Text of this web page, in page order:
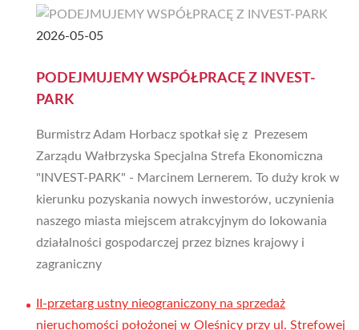
2026-05-05
PODEJMUJEMY WSPÓŁPRACĘ Z INVEST-
PARK
Burmistrz Adam Horbacz spotkał się z Prezesem
Zarządu Wałbrzyska Specjalna Strefa Ekonomiczna
"INVEST-PARK" - Marcinem Lernerem. To duży krok w
kierunku pozyskania nowych inwestorów, uczynienia
naszego miasta miejscem atrakcyjnym do lokowania
działalności gospodarczej przez biznes krajowy i
zagraniczny
II-przetarg ustny nieograniczony na sprzedaż
nieruchomości położonej w Oleśnicy przy ul. Strefowej